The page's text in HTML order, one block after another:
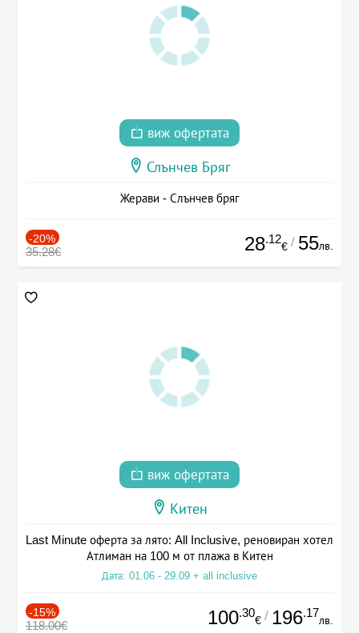
виж офертата
Слънчев Бряг
Жерави - Слънчев бряг
-20%
35.28€ 28.12
€ / 55лв.
виж офертата
Китен
Last Minute оферта за лято: All Inclusive, реновиран хотел
Атлиман на 100 м от плажа в Китен
Дата: 01.06 - 29.09 + all inclusive
-15%
118.00€ 100.30
€ / 196.17
лв.